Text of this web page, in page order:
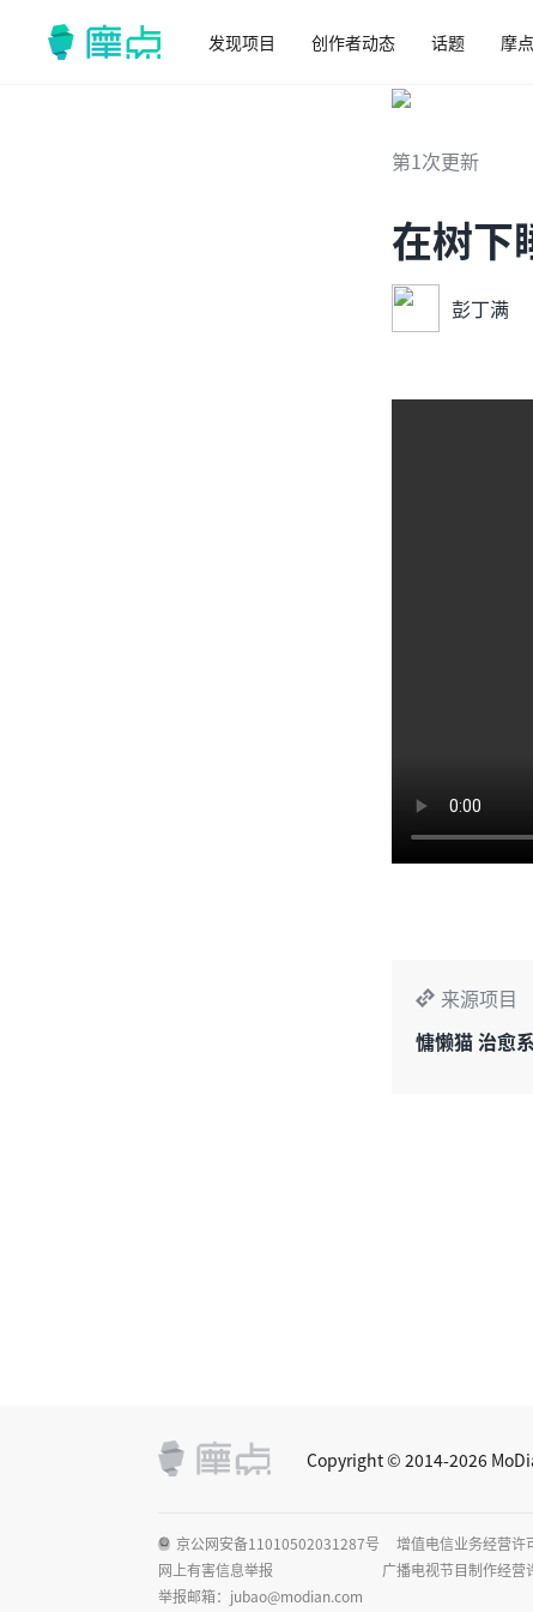
发现项目 创作者动态 话题 摩
第1次更新
在树下
彭丁满
来源项目
慵懒猫 治愈
Copyright © 2014-2026
京公网安备11010502031287号 增值电信业务经营
网上有害信息举报
广播电视节目制作经
举报邮箱：jubao@modian.com